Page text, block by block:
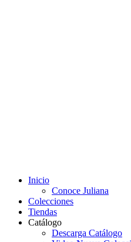
Inicio
Conoce Juliana
Colecciones
Tiendas
Catálogo
Descarga Catálogo